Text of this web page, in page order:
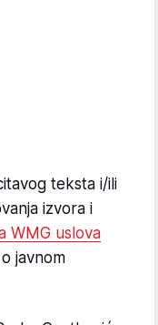
teksta i/ili
izvora i
WMG uslova
javnom